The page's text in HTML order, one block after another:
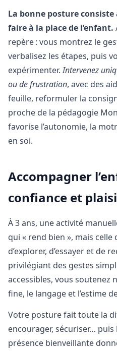
La bonne posture
faire à la place de l’enfant.
repère : vous montrez le
verbalisez les étapes, puis
expérimenter.Intervenez
ou de frustration, avec des
feuille, reformuler la
proche de la pédagogie
favorise l’autonomie, la
en soi.
Accompagner
confiance et
À 3 ans, une activité
qui « rend bien », mais celle
d’explorer, d’essayer et de
privilégiant des gestes
accessibles, vous
fine, le langage et l’estime
Votre posture fait toute la
encourager, sécuriser…
présence bienveillante